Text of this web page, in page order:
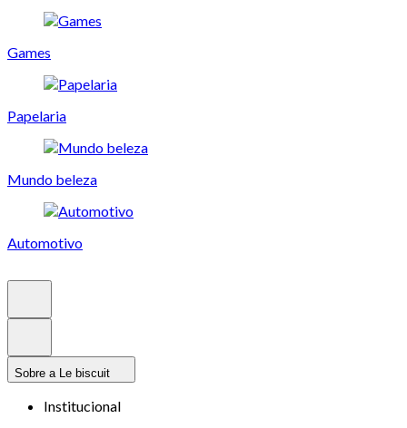
Games
Papelaria
Mundo beleza
Automotivo
Sobre a Le biscuit
Institucional